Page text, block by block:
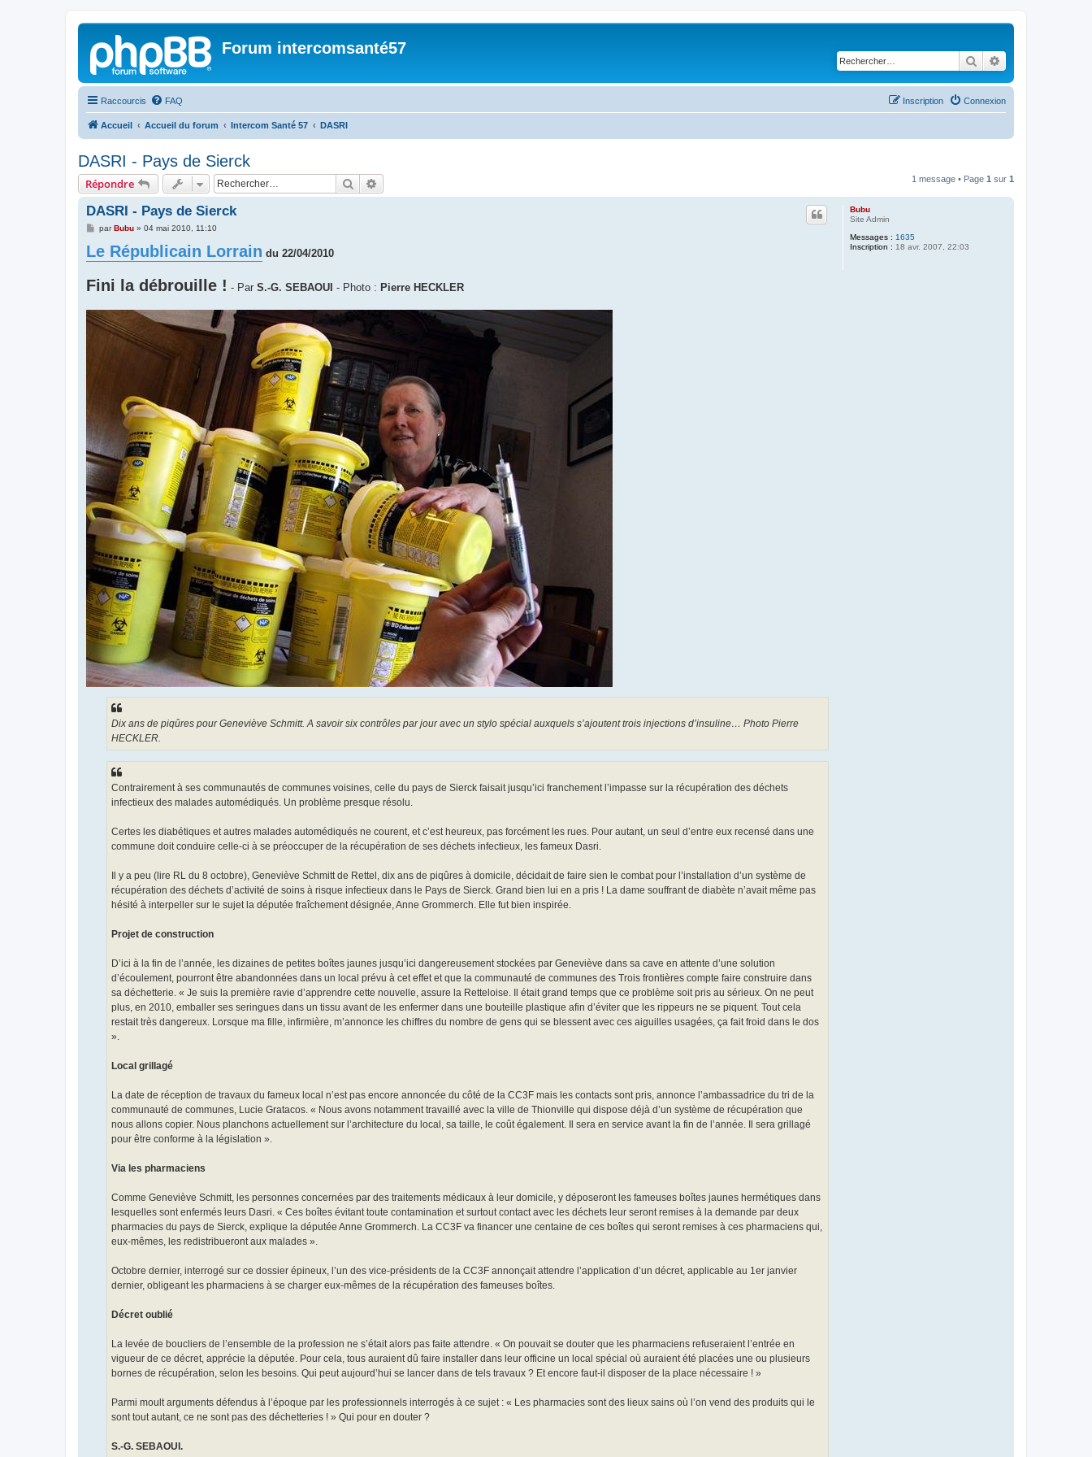
Forum intercomsanté57
Rechercher
Raccourcis FAQ Connexion
Inscription
Accueil Accueil du forum Intercom Santé 57 DASRI
DASRI - Pays de Sierck
Répondre Rechercher 1 message • Page 1 sur 1
Bubu
Site Admin
Messages : 1635
Inscription : 18 avr. 2007, 22:03
DASRI - Pays de Sierck
M
s
s
e
parBubu» 04 mai 2010, 11:10
Le Républicain Lorrain du 22/04/2010
Fini la débrouille ! - Par S.-G. SEBAOUI - Photo : Pierre HECKLER
Dix ans de piqûres pour Geneviève Schmitt. A savoir six contrôles par jour avec un stylo spécial auxquels s’ajoutent trois injections d’insuline… Photo Pierre
HECKLER.
Contrairement à ses communautés de communes voisines, celle du pays de Sierck faisait jusqu’ici franchement l’impasse sur la récupération des déchets
infectieux des malades automédiqués. Un problème presque résolu.
Certes les diabétiques et autres malades automédiqués ne courent, et c’est heureux, pas forcément les rues. Pour autant, un seul d’entre eux recensé dans une
commune doit conduire celle-ci à se préoccuper de la récupération de ses déchets infectieux, les fameux Dasri.
Il y a peu (lire RL du 8 octobre), Geneviève Schmitt de Rettel, dix ans de piqûres à domicile, décidait de faire sien le combat pour l’installation d’un système de
récupération des déchets d’activité de soins à risque infectieux dans le Pays de Sierck. Grand bien lui en a pris ! La dame souffrant de diabète n’avait même pas
hésité à interpeller sur le sujet la députée fraîchement désignée, Anne Grommerch. Elle fut bien inspirée.
Projet de construction
D’ici à la fin de l’année, les dizaines de petites boîtes jaunes jusqu’ici dangereusement stockées par Geneviève dans sa cave en attente d’une solution
d’écoulement, pourront être abandonnées dans un local prévu à cet effet et que la communauté de communes des Trois frontières compte faire construire dans
sa déchetterie. « Je suis la première ravie d’apprendre cette nouvelle, assure la Retteloise. Il était grand temps que ce problème soit pris au sérieux. On ne peut
plus, en 2010, emballer ses seringues dans un tissu avant de les enfermer dans une bouteille plastique afin d’éviter que les rippeurs ne se piquent. Tout cela
restait très dangereux. Lorsque ma fille, infirmière, m’annonce les chiffres du nombre de gens qui se blessent avec ces aiguilles usagées, ça fait froid dans le dos
».
Local grillagé
La date de réception de travaux du fameux local n’est pas encore annoncée du côté de la CC3F mais les contacts sont pris, annonce l’ambassadrice du tri de la
communauté de communes, Lucie Gratacos. « Nous avons notamment travaillé avec la ville de Thionville qui dispose déjà d’un système de récupération que
nous allons copier. Nous planchons actuellement sur l’architecture du local, sa taille, le coût également. Il sera en service avant la fin de l’année. Il sera grillagé
pour être conforme à la législation ».
Via les pharmaciens
Comme Geneviève Schmitt, les personnes concernées par des traitements médicaux à leur domicile, y déposeront les fameuses boîtes jaunes hermétiques dans
lesquelles sont enfermés leurs Dasri. « Ces boîtes évitant toute contamination et surtout contact avec les déchets leur seront remises à la demande par deux
pharmacies du pays de Sierck, explique la députée Anne Grommerch. La CC3F va financer une centaine de ces boîtes qui seront remises à ces pharmaciens qui,
eux-mêmes, les redistribueront aux malades ».
Octobre dernier, interrogé sur ce dossier épineux, l’un des vice-présidents de la CC3F annonçait attendre l’application d’un décret, applicable au 1er janvier
dernier, obligeant les pharmaciens à se charger eux-mêmes de la récupération des fameuses boîtes.
Décret oublié
La levée de boucliers de l’ensemble de la profession ne s’était alors pas faite attendre. « On pouvait se douter que les pharmaciens refuseraient l’entrée en
vigueur de ce décret, apprécie la députée. Pour cela, tous auraient dû faire installer dans leur officine un local spécial où auraient été placées une ou plusieurs
bornes de récupération, selon les besoins. Qui peut aujourd’hui se lancer dans de tels travaux ? Et encore faut-il disposer de la place nécessaire ! »
Parmi moult arguments défendus à l’époque par les professionnels interrogés à ce sujet : « Les pharmacies sont des lieux sains où l’on vend des produits qui le
sont tout autant, ce ne sont pas des déchetteries ! » Qui pour en douter ?
S.-G. SEBAOUI.